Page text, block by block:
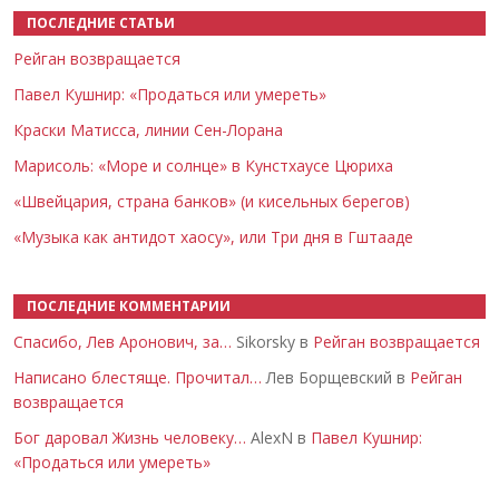
ПОСЛЕДНИЕ СТАТЬИ
Рейган возвращается
Павел Кушнир: «Продаться или умереть»
Краски Матисса, линии Сен-Лорана
Марисоль: «Море и солнце» в Кунстхаусе Цюриха
«Швейцария, страна банков» (и кисельных берегов)
«Музыка как антидот хаосу», или Три дня в Гштааде
ПОСЛЕДНИЕ КОММЕНТАРИИ
Спасибо, Лев Аронович, за… Sikorsky в Рейган возвращается
Написано блестяще. Прочитал… Лев Борщевский в Рейган
возвращается
Бог даровал Жизнь человеку… AlexN в Павел Кушнир:
«Продаться или умереть»